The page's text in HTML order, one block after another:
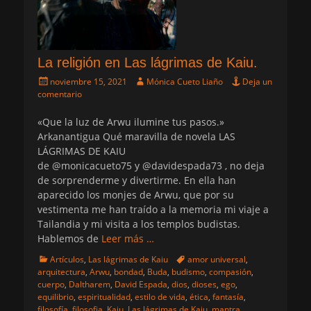
La religión en Las lágrimas de Kaiu.
Publicado
el
noviembre 15, 2021 AutorMónica Cueto Liaño
Deja un
comentario
«Que la luz de Arwu ilumine tus pasos.»
Arkanantigua Qué maravilla de novela LAS
LÁGRIMAS DE KAIU
de @monicacueto75 y @davidespada73 , no deja
de sorprenderme y divertirme. En ella han
aparecido los monjes de Arwu, que por su
vestimenta me han traído a la memoria mi viaje a
Tailandia y mi visita a los templos budistas.
Hablemos de Leer más …
Categorias
Artículos, Las lágrimas de Kaiu Etiquetas
amor universal,
arquitectura, Arwu, bondad, Buda, budismo, compasión,
cuerpo, Daltharem, David Espada, dios, dioses, ego,
equilibrio, espiritualidad, estilo de vida, ética, fantasía,